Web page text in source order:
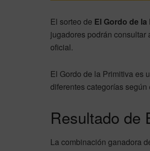
El sorteo de El Gordo de la
jugadores podrán
oficial.
El Gordo de la Primitiva es
diferentes categorías
Resultado de
La combinación ganadora